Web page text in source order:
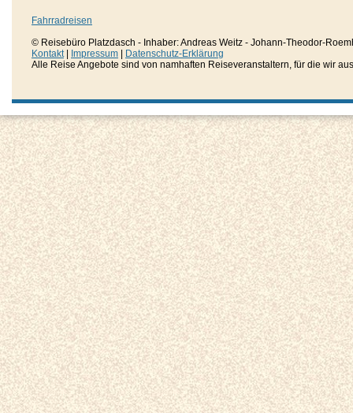
Fahrradreisen
© Reisebüro Platzdasch - Inhaber: Andreas Weitz - Johann-Theodor-
Kontakt| Impressum
Datenschutz-Erklärung
Alle Reise Angebote sind von namhaften Reiseveranstaltern, für die wir